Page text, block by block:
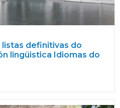
listas definitivas do
lingüistica Idiomas do